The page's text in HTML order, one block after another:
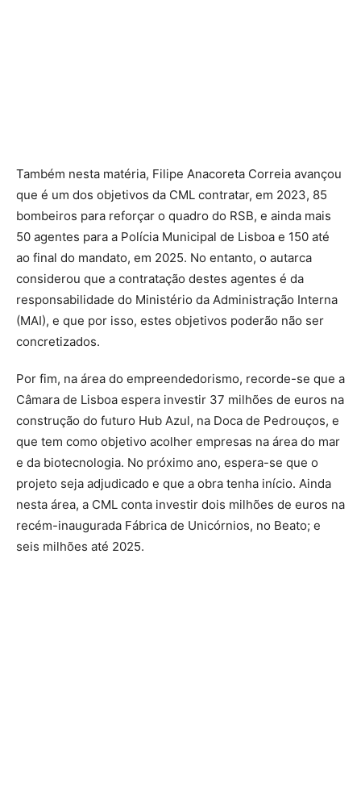
Também nesta matéria, Filipe Anacoreta Correia avançou
que é um dos objetivos da CML contratar, em 2023, 85
bombeiros para reforçar o quadro do RSB, e ainda mais
50 agentes para a Polícia Municipal de Lisboa e 150 até
ao final do mandato, em 2025. No entanto, o autarca
considerou que a contratação destes agentes é da
responsabilidade do Ministério da Administração Interna
(MAI), e que por isso, estes objetivos poderão não ser
concretizados.
Por fim, na área do empreendedorismo, recorde-se que a
Câmara de Lisboa espera investir 37 milhões de euros na
construção do futuro Hub Azul, na Doca de Pedrouços, e
que tem como objetivo acolher empresas na área do mar
e da biotecnologia. No próximo ano, espera-se que o
projeto seja adjudicado e que a obra tenha início. Ainda
nesta área, a CML conta investir dois milhões de euros na
recém-inaugurada Fábrica de Unicórnios, no Beato; e
seis milhões até 2025.